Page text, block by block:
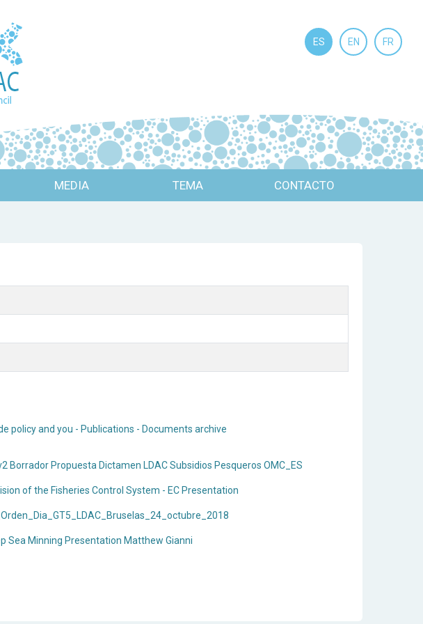
ES EN FR
MEDIA TEMA CONTACTO
policy and you - Publications - Documents archive
Borrador Propuesta Dictamen LDAC Subsidios Pesqueros OMC_ES
of the Fisheries Control System - EC Presentation
Sea Minning Presentation Matthew Gianni